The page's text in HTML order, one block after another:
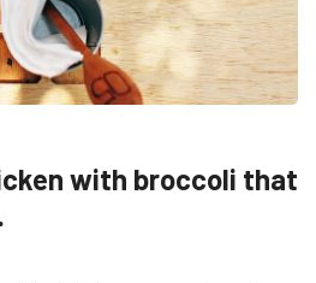
with broccoli that